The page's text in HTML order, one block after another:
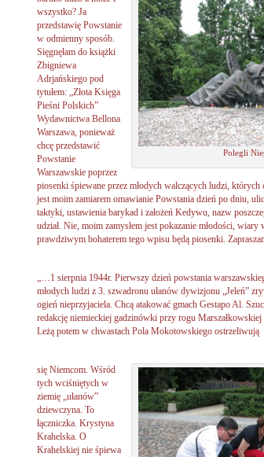
Polegli
wszystko? Ja
przedstawię Powstanie
w odmienny sposób.
Sięgnęłam do książki
Zbigniewa
Adrjańskiego pod
tytułem: „Złota Księga
Pieśni Polskich”
Wydawnictwa Bellona
Warszawa, ponieważ
chcę przedstawić
Powstanie
Warszawskie poprzez
piosenki śpiewane przez młodych walczących ludzi,
jest moim zamiarem omawianie Powstania dzień po dniu,
taktyki, ustawienia barykad i założeń Kedywu, nazw
udział. Nie, moim zamysłem jest pokazanie młodości,
prawdziwym bohaterem tego wpisu będą piosenki.
„…1 sierpnia 1944r. Pierwszy dzień powstania
młodych ludzi z 3. szwadronu ułanów dywizjonu „Jeleń”
ogień nieprzyjaciela. Chcą atakować gmach Gestapo Al.
redakcję niemieckiej gadzinówki przy rogu Marszałkowskiej
Leżą potem w chwastach Pola Mokotowskiego ostrzeliwują
się Niemcom. Wśród
tych wciśniętych w
ziemię „ułanów”
dziewczyna. To
łączniczka. Krystyna
Krahelska. O
Krahelskiej nie śpiewa